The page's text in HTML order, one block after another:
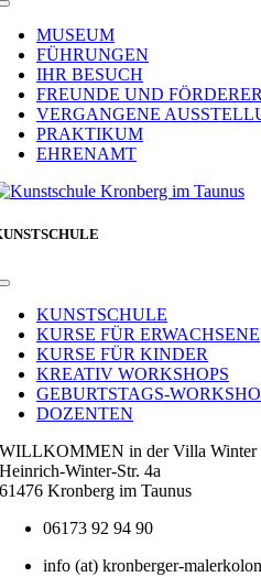
Toggle
NavigationMUSEUM
FÜHRUNGEN
IHR BESUCH
FREUNDE UND FÖRDERER
VERGANGENE
PRAKTIKUM
EHRENAMT
Toggle
NavigationKUNSTSCHULE
KURSE FÜR ERWACHSENE
KURSE FÜR KINDER
KREATIV WORKSHOPS
GEBURTSTAGS-
DOZENTEN
WILLKOMMEN in der Villa Winter
Heinrich-Winter-Str. 4a
61476 Kronberg im Taunus
06173 92 94 90
info (at) kronberger-